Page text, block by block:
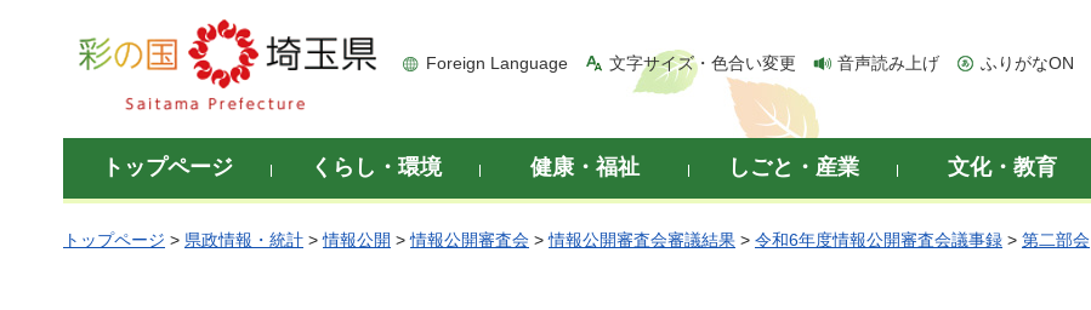
彩の国 埼玉県
Foreign Language 文字サイズ・色合い変更 音声読み上げ ふりがなON
トップページ くらし・環境 健康・福祉 しごと・産業 文化・教育
トップページ > 県政情報・統計 >情報公開 >情報公開審査会 >情報公開審査会審議結果 > 令和6年度情報公開審査会議事録 > 第二部会